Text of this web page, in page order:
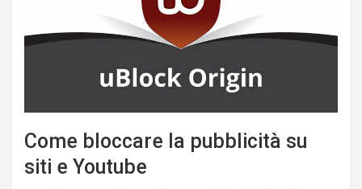
Come bloccare la pubblicità su
siti e Youtube